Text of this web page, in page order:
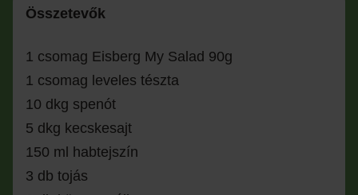
Összetevők
1 csomag Eisberg My Salad 90g
1 csomag leveles tészta
10 dkg spenót
5 dkg kecskesajt
150 ml habtejszín
3 db tojás